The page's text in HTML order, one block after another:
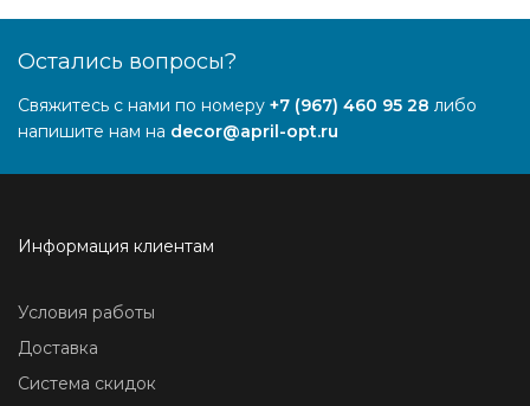
Остались вопросы?
Свяжитесь с нами по номеру +7 (967) 460 95 28 либо
напишите нам на decor@april-opt.ru
Информация клиентам
Условия работы
Доставка
Система скидок